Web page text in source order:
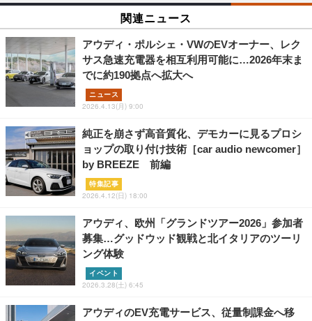
関連ニュース
アウディ・ポルシェ・VWのEVオーナー、レク
サス急速充電器を相互利用可能に…2026年末ま
でに約190拠点へ拡大へ
ニュース
2026.4.13(月) 9:00
純正を崩さず高音質化、デモカーに見るプロシ
ョップの取り付け技術［car audio newcomer］
by BREEZE 前編
特集記事
2026.4.12(日) 18:00
アウディ、欧州「グランドツアー2026」参加者
募集…グッドウッド観戦と北イタリアのツーリ
ング体験
イベント
2026.3.28(土) 6:45
アウディのEV充電サービス、従量制課金へ移